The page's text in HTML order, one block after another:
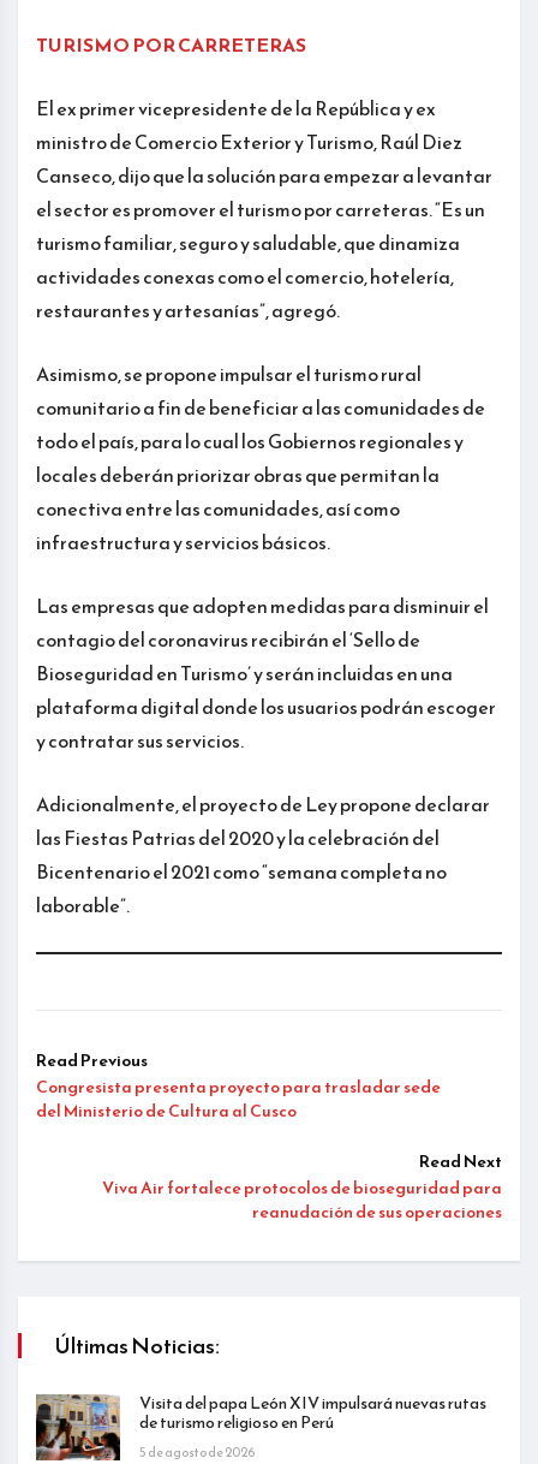
TURISMO POR CARRETERAS
El ex primer vicepresidente de la República y ex
ministro de Comercio Exterior y Turismo, Raúl Diez
Canseco, dijo que la solución para empezar a levantar
el sector es promover el turismo por carreteras. “Es un
turismo familiar, seguro y saludable, que dinamiza
actividades conexas como el comercio, hotelería,
restaurantes y artesanías”, agregó.
Asimismo, se propone impulsar el turismo rural
comunitario a fin de beneficiar a las comunidades de
todo el país, para lo cual los Gobiernos regionales y
locales deberán priorizar obras que permitan la
conectiva entre las comunidades, así como
infraestructura y servicios básicos.
Las empresas que adopten medidas para disminuir el
contagio del coronavirus recibirán el ‘Sello de
Bioseguridad en Turismo’ y serán incluidas en una
plataforma digital donde los usuarios podrán escoger
y contratar sus servicios.
Adicionalmente, el proyecto de Ley propone declarar
las Fiestas Patrias del 2020 y la celebración del
Bicentenario el 2021 como “semana completa no
laborable”.
Read Previous
Congresista presenta proyecto para trasladar sede
del Ministerio de Cultura al Cusco
Read Next
Viva Air fortalece protocolos de bioseguridad para
reanudación de sus operaciones
Últimas Noticias:
Visita del papa León XIV impulsará nuevas rutas
de turismo religioso en Perú
5 de agosto de 2026